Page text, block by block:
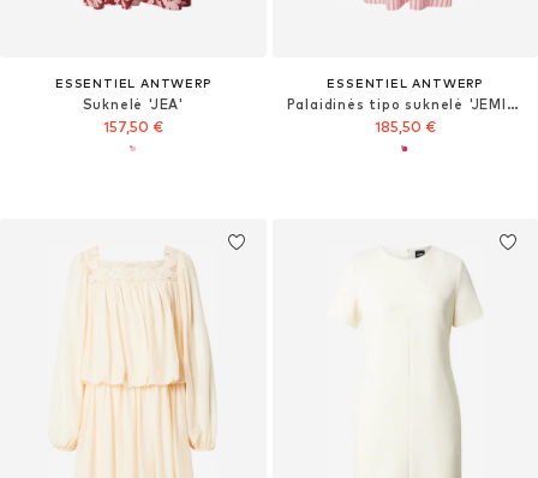
ESSENTIEL ANTWERP
Suknelė 'JEA'
157,50 €
ESSENTIEL ANTWERP
Palaidinės tipo suknelė 'JEMINE'
185,50 €